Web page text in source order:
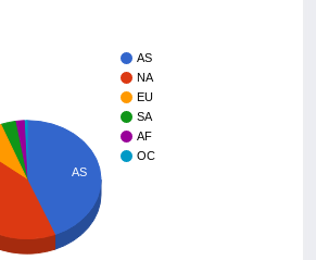
AS
NA
EU
SA
AF
OC
AS